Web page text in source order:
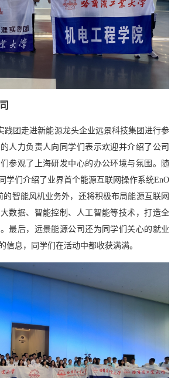
践团走进新能源龙头企业远景科技集团进行参
人力负责人向同学们表示欢迎并介绍了公司
参观了上海研发中心的办公环境与氛围。随
学们介绍了业界首个能源互联网操作系统EnO
的智能风机业务外，还将积极布局能源互联网
数据、智能控制、人工智能等技术，打造全
最后，远景能源公司还为同学们关心的就业
信息，同学们在活动中都收获满满。